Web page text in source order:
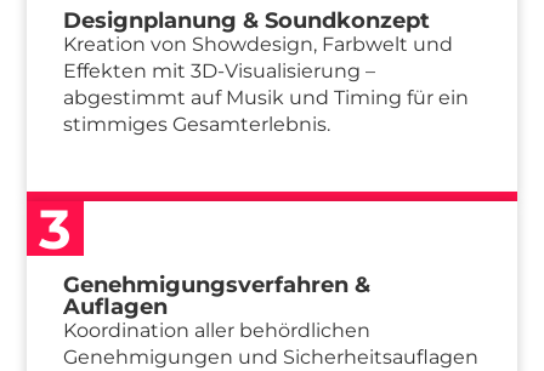
Designplanung & Soundkonzept
Kreation von Showdesign, Farbwelt und
Effekten mit 3D-Visualisierung –
abgestimmt auf Musik und Timing für ein
stimmiges Gesamterlebnis.
3
Genehmigungsverfahren &
Auflagen
Koordination aller behördlichen
Genehmigungen und Sicherheitsauflagen